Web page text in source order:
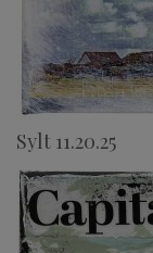
Sylt 11.20.25